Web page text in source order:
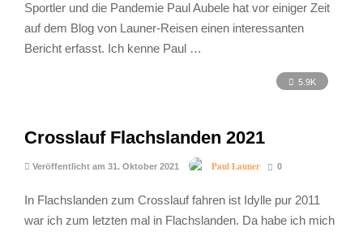
Sportler und die Pandemie Paul Aubele hat vor einiger Zeit
auf dem Blog von Launer-Reisen einen interessanten
Bericht erfasst. Ich kenne Paul …
5.9K
Crosslauf Flachslanden 2021
Veröffentlicht am 31. Oktober 2021 Paul Launer 0
In Flachslanden zum Crosslauf fahren ist Idylle pur 2011
war ich zum letzten mal in Flachslanden. Da habe ich mich